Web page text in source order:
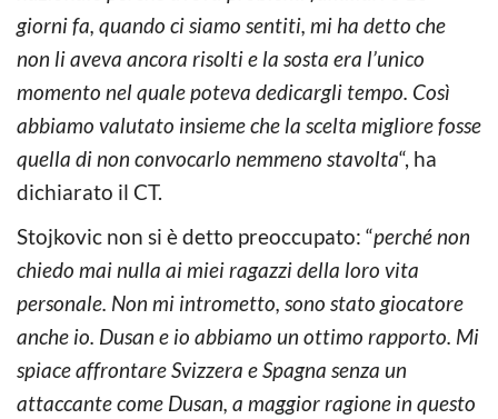
giorni fa, quando ci siamo sentiti, mi ha detto che
non li aveva ancora risolti e la sosta era l’unico
momento nel quale poteva dedicargli tempo. Così
abbiamo valutato insieme che la scelta migliore fosse
quella di non convocarlo nemmeno stavolta“, ha
dichiarato il CT.
Stojkovic non si è detto preoccupato: “perché non
chiedo mai nulla ai miei ragazzi della loro vita
personale. Non mi intrometto, sono stato giocatore
anche io. Dusan e io abbiamo un ottimo rapporto. Mi
spiace affrontare Svizzera e Spagna senza un
attaccante come Dusan, a maggior ragione in questo